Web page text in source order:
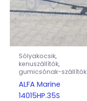
Sólyakocsik,
kenuszállítók,
gumicsónak-szállítók
ALFA Marine
14015HP.35S